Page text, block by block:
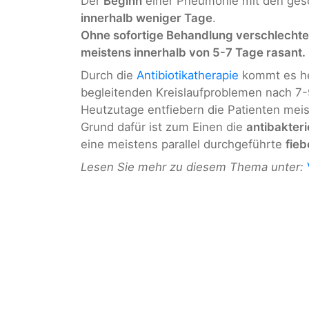
innerhalb weniger Tage.
Ohne sofortige Behandlung
meistens innerhalb von 5-7 Tage rasant.
Durch die Antibiotikatherapie kommt es
begleitenden Kreislaufproblemen nach
Heutzutage entfiebern die Patienten
Grund dafür ist zum Einen die
eine meistens parallel durchgeführte
Lesen Sie mehr zu diesem Thema unter: